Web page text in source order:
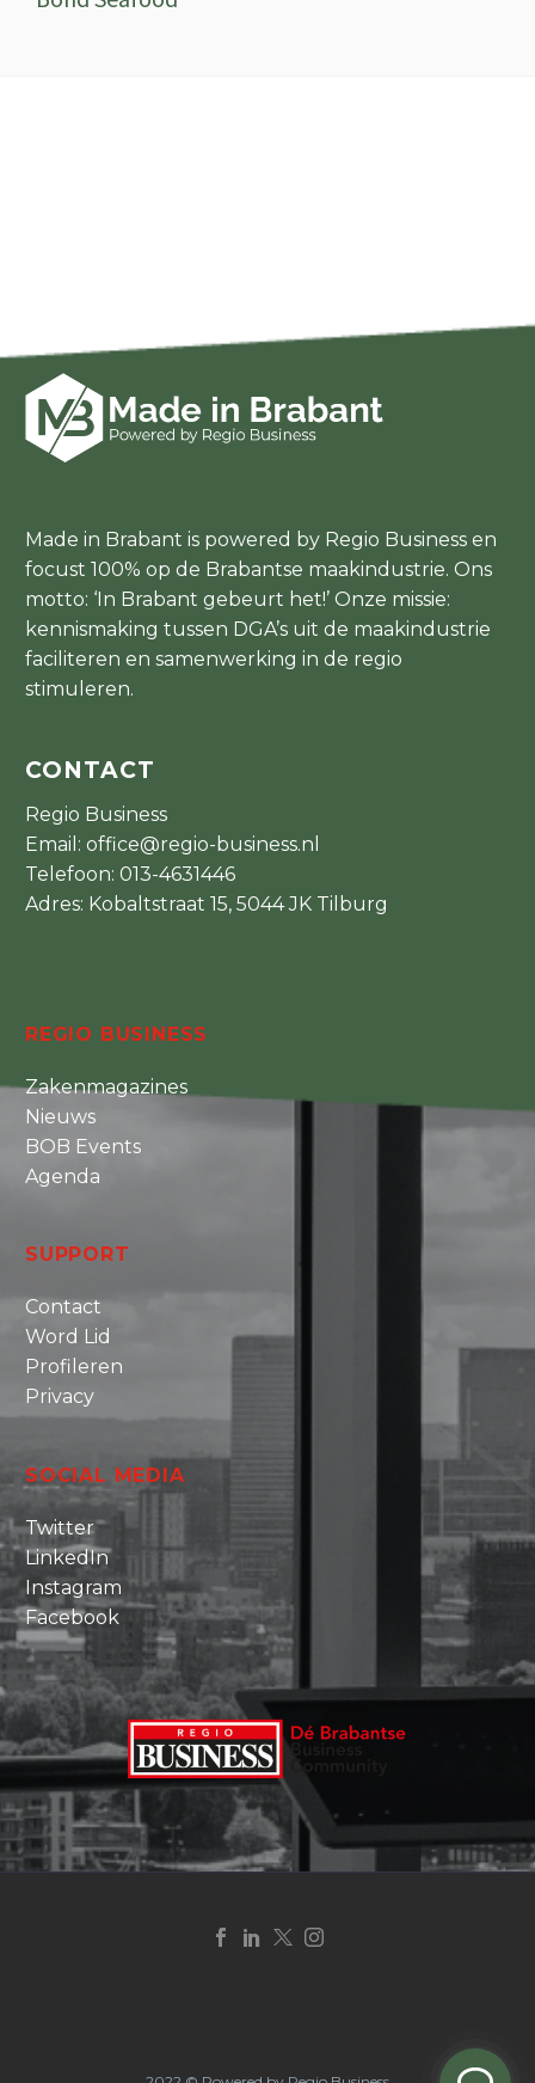
Made in Brabant is powered by Regio Business en
focust 100% op de Brabantse maakindustrie. Ons
motto: ‘In Brabant gebeurt het!’ Onze missie:
kennismaking tussen DGA’s uit de maakindustrie
faciliteren en samenwerking in de regio
stimuleren.
CONTACT
Regio Business
Email: office@regio-business.nl
Telefoon: 013-4631446
Adres: Kobaltstraat 15, 5044 JK Tilburg
REGIO BUSINESS
Zakenmagazines
Nieuws
BOB Events
Agenda
SUPPORT
Contact
Word Lid
Profileren
Privacy
SOCIAL MEDIA
Twitter
LinkedIn
Instagram
Facebook